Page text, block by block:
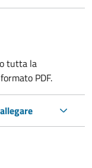
tutta la
PDF.